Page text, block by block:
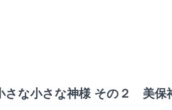
な小さな神様 その２ 美保